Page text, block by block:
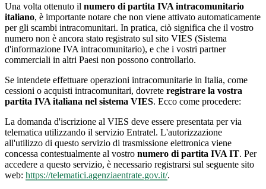
Una volta ottenuto il numero di partita IVA intracomunitario
italiano, è importante notare che non viene attivato automaticamente
per gli scambi intracomunitari. In pratica, ciò significa che il vostro
numero non è ancora stato registrato sul sito VIES (Sistema
d'informazione IVA intracomunitario), e che i vostri partner
commerciali in altri Paesi non possono controllarlo.
Se intendete effettuare operazioni intracomunitarie in Italia, come
cessioni o acquisti intracomunitari, dovrete registrare la vostra
partita IVA italiana nel sistema VIES. Ecco come procedere:
La domanda d'iscrizione al VIES deve essere presentata per via
telematica utilizzando il servizio Entratel. L'autorizzazione
all'utilizzo di questo servizio di trasmissione elettronica viene
concessa contestualmente al vostro numero di partita IVA IT. Per
accedere a questo servizio, è necessario registrarsi sul seguente sito
web: https://telematici.agenziaentrate.gov.it/.